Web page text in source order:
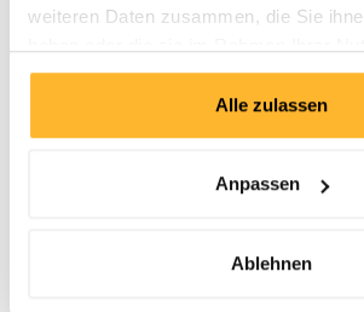
weiteren Daten zusammen, die Sie
gesammelt haben.
Alle zulassen
Anpassen
Ablehnen
Anzahl Beschäftigte
Funktion*